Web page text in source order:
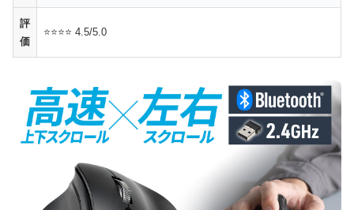
評
価
⭐⭐⭐⭐ 4.5/5.0